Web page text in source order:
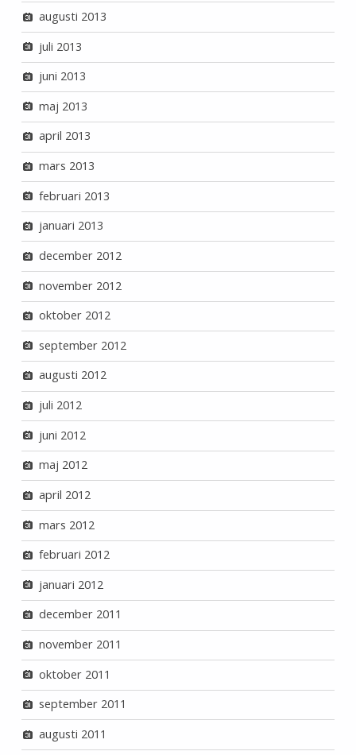
augusti 2013
juli 2013
juni 2013
maj 2013
april 2013
mars 2013
februari 2013
januari 2013
december 2012
november 2012
oktober 2012
september 2012
augusti 2012
juli 2012
juni 2012
maj 2012
april 2012
mars 2012
februari 2012
januari 2012
december 2011
november 2011
oktober 2011
september 2011
augusti 2011